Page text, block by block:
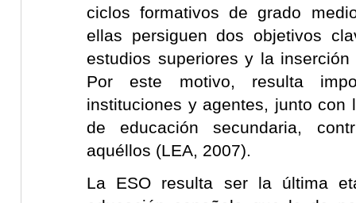
ciclos formativos de grado
ellas persiguen dos objetivos
estudios superiores y la
Por este motivo, resulta
instituciones y agentes, junto con
de educación secundaria,
aquéllos (LEA, 2007).
La ESO resulta ser la última